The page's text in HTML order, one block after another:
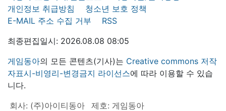
개인정보 취급방침
청소년 보호 정책
E-MAIL 주소 수집 거부
RSS
최종편집일시: 2026.08.08 08:05
게임동아의 모든 콘텐츠(기사)는 Creative commons 저작
자표시-비영리-변경금지 라이선스에 따라 이용할 수 있습
니다.
회사: (주)아이티동아
제호: 게임동아